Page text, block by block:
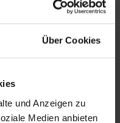
Über Cookies
und Anzeigen zu
Medien anbieten